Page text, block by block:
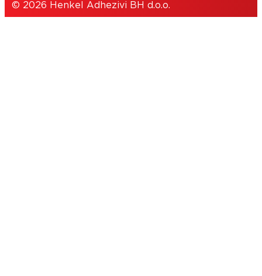
© 2026 Henkel Adhezivi BH d.o.o.